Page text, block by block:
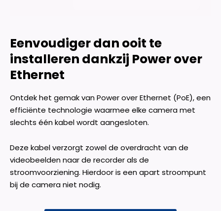
Eenvoudiger dan ooit te
installeren dankzij Power over
Ethernet
Ontdek het gemak van Power over Ethernet (PoE), een
efficiënte technologie waarmee elke camera met
slechts één kabel wordt aangesloten.
Deze kabel verzorgt zowel de overdracht van de
videobeelden naar de recorder als de
stroomvoorziening. Hierdoor is een apart stroompunt
bij de camera niet nodig.